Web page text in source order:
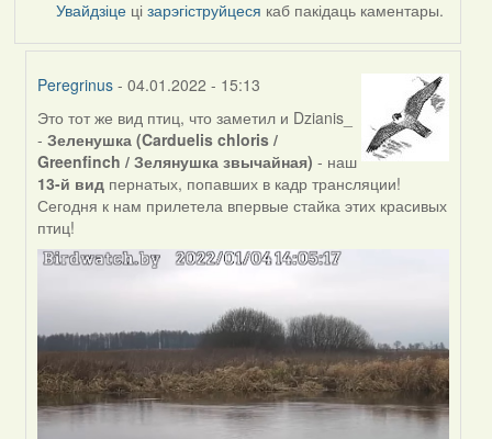
Увайдзіце цізарэгіструйцеся каб пакідаць каментары.
Peregrinus - 04.01.2022 - 15:13
In
reply
to
by
nataly.d
Это тот же вид птиц, что заметил и Dzianis_
-Зеленушка (Carduelis chloris /
Greenfinch / Зелянушка звычайная)- наш
13-й вид пернатых, попавших в кадр трансляции!
Сегодня к нам прилетела впервые стайка этих красивых
птиц!